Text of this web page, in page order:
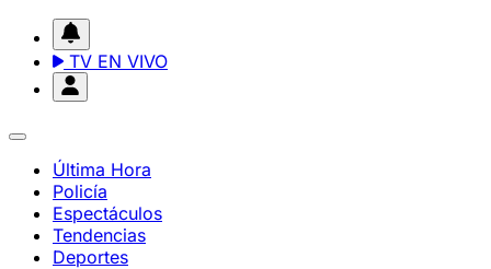
TV EN VIVO
Última Hora
Policía
Espectáculos
Tendencias
Deportes